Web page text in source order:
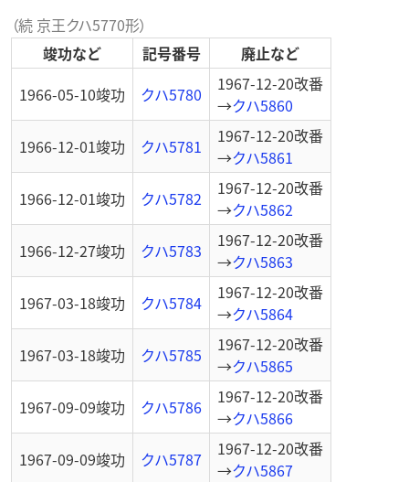
（続 京王クハ5770形）
竣功など
記号番号
廃止など
1966-05-10竣功 クハ5780 1967-12-20改番
→クハ5860
1966-12-01竣功 クハ5781 1967-12-20改番
→クハ5861
1966-12-01竣功 クハ5782 1967-12-20改番
→クハ5862
1966-12-27竣功 クハ5783 1967-12-20改番
→クハ5863
1967-03-18竣功 クハ5784 1967-12-20改番
→クハ5864
1967-03-18竣功 クハ5785 1967-12-20改番
→クハ5865
1967-09-09竣功 クハ5786 1967-12-20改番
→クハ5866
1967-09-09竣功 クハ5787 1967-12-20改番
→クハ5867